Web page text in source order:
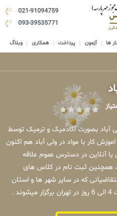
021-91094759
093-39535771
ها آزمون پرداخت همکاری وبلاگ
آباد بصورت آکادمیک و ترمیک توسط
کار با مواد در ولی آباد هم اکنون
آنلاین در دسترس عموم علاقه
، همچنین ثبت نام در کلاس های
که در سایر شهر ها و استان
.